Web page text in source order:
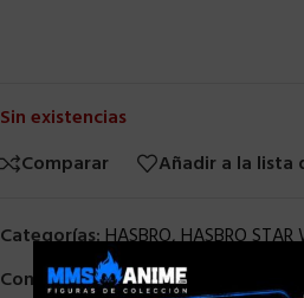
Sin existencias
Comparar
Añadir a la lista
Categorías:HASBRO,HASBRO STAR
Compartir: